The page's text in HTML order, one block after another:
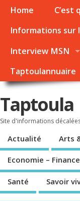
Home C’est
Informations sur
Interview MSN
Taptoulannuaire
Taptoula
Site d'informations
Actualité Arts
Economie – Finance
Santé Savoir